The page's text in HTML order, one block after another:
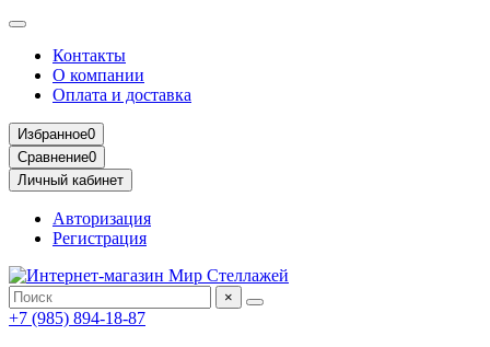
Контакты
О компании
Оплата и доставка
Избранное0
Сравнение0
Личный кабинет
Авторизация
Регистрация
×
+7 (985) 894-18-87